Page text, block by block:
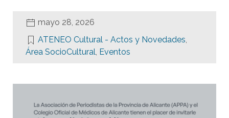
mayo 28, 2026
ATENEO Cultural - Actos y Novedades,
Área SocioCultural, Eventos